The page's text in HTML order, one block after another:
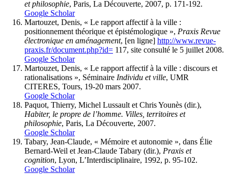
et philosophie, Paris, La Découverte, 2007, p. 171-192.
Google Scholar
Martouzet, Denis, « Le rapport affectif à la ville :
positionnement théorique et épistémologique », Praxis Revue
électronique en aménagement, [en ligne] http://www.revue-
praxis.fr/document.php?id= 117, site consulté le 5 juillet 2008.
Google Scholar
Martouzet, Denis, « Le rapport affectif à la ville : discours et
rationalisations », Séminaire Individu et ville, UMR
CITERES, Tours, 19-20 mars 2007.
Google Scholar
Paquot, Thierry, Michel Lussault et Chris Younès (dir.),
Habiter, le propre de l’homme. Villes, territoires et
philosophie, Paris, La Découverte, 2007.
Google Scholar
Tabary, Jean-Claude, « Mémoire et autonomie », dans Élie
Bernard-Weil et Jean-Claude Tabary (dir.), Praxis et
cognition, Lyon, L’Interdisciplinaire, 1992, p. 95-102.
Google Scholar